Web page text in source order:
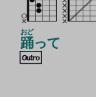
踊
おど
って